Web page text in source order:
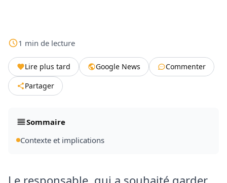
1 min de lecture
Lire plus tard Google News
Commenter
Partager
Sommaire
Contexte et implications